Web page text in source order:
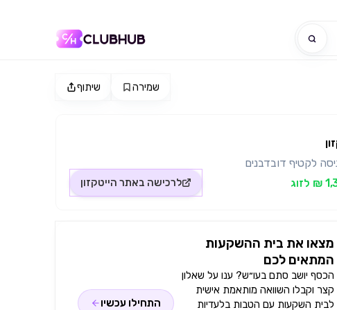
שיתוף שמירה
לקטיף דובדבנים
לרכישה באתר הייטקזון
מצאו את בית ההשקעות
המתאים לכם
הכסף יושב סתם בעו״ש? ענו על שאלון
קצר וקבלו השוואה מותאמת אישית
לבית השקעות עם הטבות בלעדיות
התחילו עכשיו